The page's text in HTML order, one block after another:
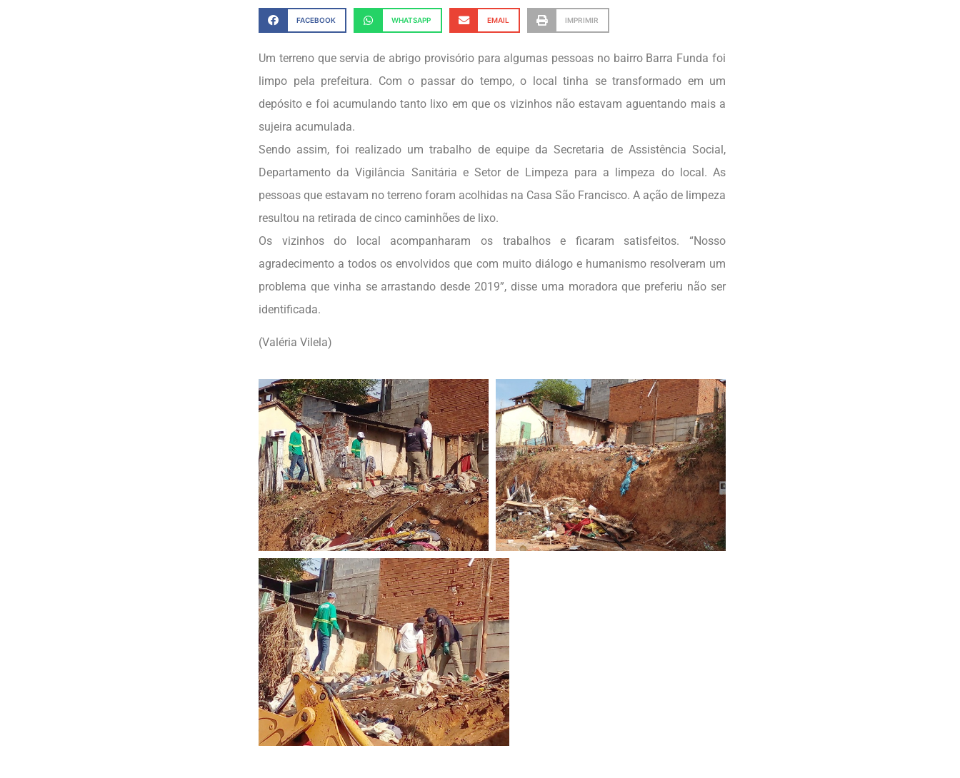
FACEBOOK WHATSAPP EMAIL IMPRIMIR
Um terreno que servia de abrigo provisório para algumas pessoas no bairro Barra Funda foi
limpo pela prefeitura. Com o passar do tempo, o local tinha se transformado em um
depósito e foi acumulando tanto lixo em que os vizinhos não estavam aguentando mais a
sujeira acumulada.
Sendo assim, foi realizado um trabalho de equipe da Secretaria de Assistência Social,
Departamento da Vigilância Sanitária e Setor de Limpeza para a limpeza do local. As
pessoas que estavam no terreno foram acolhidas na Casa São Francisco. A ação de limpeza
resultou na retirada de cinco caminhões de lixo.
Os vizinhos do local acompanharam os trabalhos e ficaram satisfeitos. “Nosso
agradecimento a todos os envolvidos que com muito diálogo e humanismo resolveram um
problema que vinha se arrastando desde 2019”, disse uma moradora que preferiu não ser
identificada.
(Valéria Vilela)